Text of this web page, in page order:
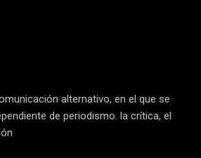
alternativo, en el que se
de periodismo. la crítica, el